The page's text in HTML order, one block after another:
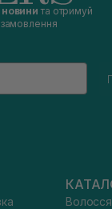
та отримуй
Волосся